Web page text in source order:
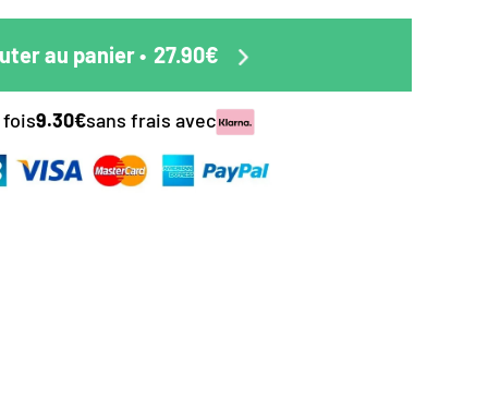
au panier• 27.90€
fois9.30€sans frais avec
de
de
en
papier